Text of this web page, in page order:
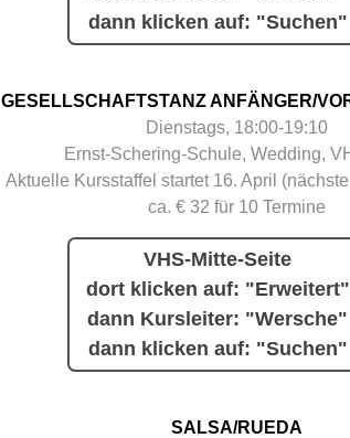
dann klicken auf: "Suchen"
GESELLSCHAFTSTANZ ANFÄNGER/
Dienstags, 18:00-19:10
Ernst-Schering-Schule, Wedding,
Aktuelle Kursstaffel startet 16. April
ca. € 32 für 10 Termine
VHS-Mitte-Seite
dort klicken auf: "Erweitert"
dann Kursleiter: "Wersche"
dann klicken auf: "Suchen"
SALSA/RUEDA